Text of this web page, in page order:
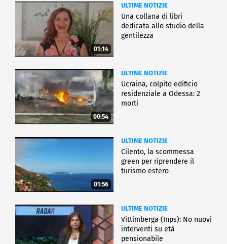
01:14
ULTIME NOTIZIE
Una collana di libri
dedicata allo studio della
gentilezza
00:54
ULTIME NOTIZIE
Ucraina, colpito edificio
residenziale a Odessa: 2
morti
01:56
ULTIME NOTIZIE
Cilento, la scommessa
green per riprendere il
turismo estero
ULTIME NOTIZIE
Vittimberga (Inps): No nuovi
interventi su età
pensionabile